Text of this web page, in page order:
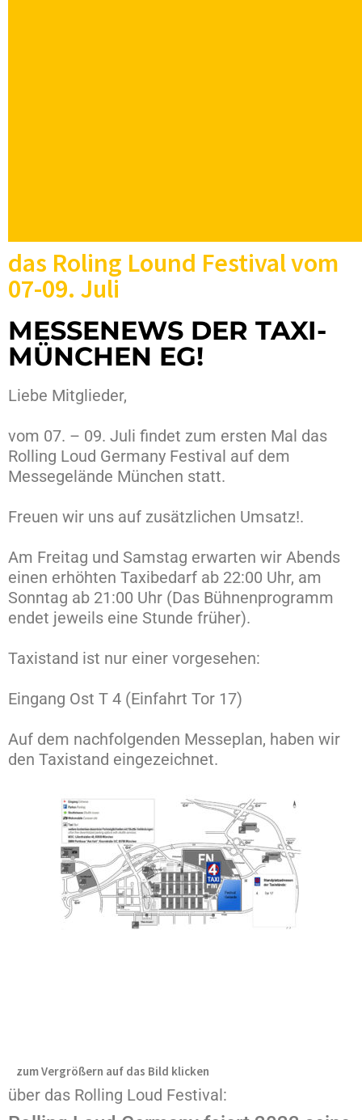
das Roling Lound Festival vom
07-09. Juli
MESSENEWS DER TAXI-
MÜNCHEN EG!
Liebe Mitglieder,
vom 07. – 09. Juli findet zum ersten Mal das
Rolling Loud Germany Festival auf dem
Messegelände München statt.
Freuen wir uns auf zusätzlichen Umsatz!.
Am Freitag und Samstag erwarten wir Abends
einen erhöhten Taxibedarf ab 22:00 Uhr, am
Sonntag ab 21:00 Uhr (Das Bühnenprogramm
endet jeweils eine Stunde früher).
Taxistand ist nur einer vorgesehen:
Eingang Ost T 4 (Einfahrt Tor 17)
Auf dem nachfolgenden Messeplan, haben wir
den Taxistand eingezeichnet.
zum Vergrößern auf das Bild klicken
über das Rolling Loud Festival: